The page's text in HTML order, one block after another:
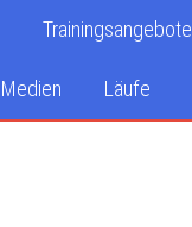
Trainingsangebote
Medien Läufe